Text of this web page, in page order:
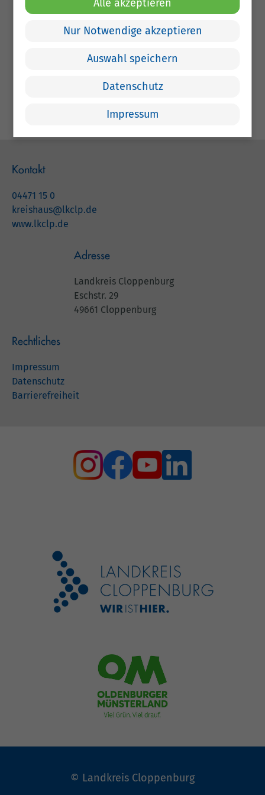
Podcast "Pflegefamilien in Deutschland'"
Podcast "Verantwortung und Chance -
Pflegefamilien im Landkreis Cloppenburg"
Bundesfamilienministeriums
Kontakt
04471 15 0
kreishaus@lkclp.de
www.lkclp.de
Adresse
Landkreis Cloppenburg
Eschstr. 29
49661 Cloppenburg
Rechtliches
Impressum
Datenschutz
Barrierefreiheit
© Landkreis Cloppenburg
Alle akzeptieren
Nur Notwendige akzeptieren
Auswahl speichern
Datenschutz
Impressum